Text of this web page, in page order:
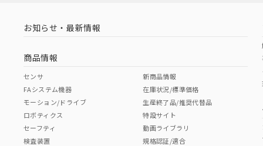
お知らせ・最新情報
商品情報
センサ
FAシステム機器
モーション/ドライブ
ロボティクス
セーフティ
検査装置
新商品情報
在庫状況/標準価格
生産終了品/推奨代替品
特設サイト
動画ライブラリ
規格認証/適合